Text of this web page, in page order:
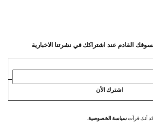
اشترك الأن
أنك قرأتسياسة الخصوصية.